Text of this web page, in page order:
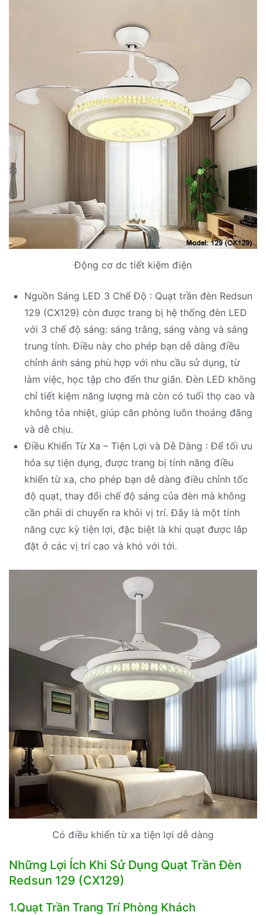
Động cơ dc tiết kiệm điện
Nguồn Sáng LED 3 Chế Độ : Quạt trần đèn Redsun
129 (CX129) còn được trang bị hệ thống đèn LED
với 3 chế độ sáng: sáng trắng, sáng vàng và sáng
trung tính. Điều này cho phép bạn dễ dàng điều
chỉnh ánh sáng phù hợp với nhu cầu sử dụng, từ
làm việc, học tập cho đến thư giãn. Đèn LED không
chỉ tiết kiệm năng lượng mà còn có tuổi thọ cao và
không tỏa nhiệt, giúp căn phòng luôn thoáng đãng
và dễ chịu.
Điều Khiển Từ Xa – Tiện Lợi và Dễ Dàng : Để tối ưu
hóa sự tiện dụng, được trang bị tính năng điều
khiển từ xa, cho phép bạn dễ dàng điều chỉnh tốc
độ quạt, thay đổi chế độ sáng của đèn mà không
cần phải di chuyển ra khỏi vị trí. Đây là một tính
năng cực kỳ tiện lợi, đặc biệt là khi quạt được lắp
đặt ở các vị trí cao và khó với tới.
Có điều khiển từ xa tiện lợi dễ dàng
Những Lợi Ích Khi Sử Dụng Quạt Trần Đèn
Redsun 129 (CX129)
1.Quạt Trần Trang Trí Phòng Khách